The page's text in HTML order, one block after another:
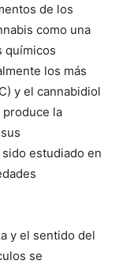
de los
como una
químicos
los más
y el cannabidiol
produce la
estudiado en
y el sentido del
se